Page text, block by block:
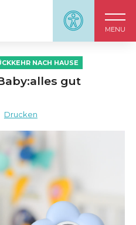
Panneau
MENU
by HôpitauxRobert
NACH HAUSE
gut
teilen
Twitter teilen
auf LinkedIn teilen
cette page sur email
Drucken